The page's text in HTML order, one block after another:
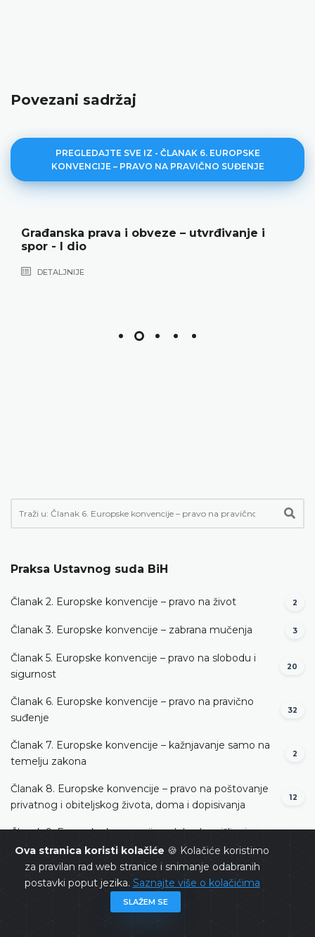
Ova stranica koristi kolačiće 🍪 Kolačiće koristimo
za pravilan rad web stranice i snimanje odabranih
postavki poput jezika. Saznajte više o kolačićima
SLAŽEM SE
Povezani sadržaj
PREGLEDAJTE SVE IZ - ČLANAK 6. EUROPSKE
KONVENCIJE – PRAVO NA PRAVIČNO SUĐENJE
Građanska prava i obveze – utvrđivanje i
spor - I dio
DETALJNIJE
Praksa Ustavnog suda BiH
Članak 2. Europske konvencije – pravo na život 2
Članak 3. Europske konvencije – zabrana mučenja 3
Članak 5. Europske konvencije – pravo na slobodu i
sigurnost
20
Članak 6. Europske konvencije – pravo na pravično
suđenje
32
Članak 7. Europske konvencije – kažnjavanje samo na
temelju zakona
2
Članak 8. Europske konvencije – pravo na poštovanje
privatnog i obiteljskog života, doma i dopisivanja
12
Članak 9. Europske konvencije – sloboda mišljenja,
savjesti i vjeroispovijedi
Članak 10. Europske konvencije – sloboda izražavanja
Članak 11. Europske konvencije – sloboda okupljanja i